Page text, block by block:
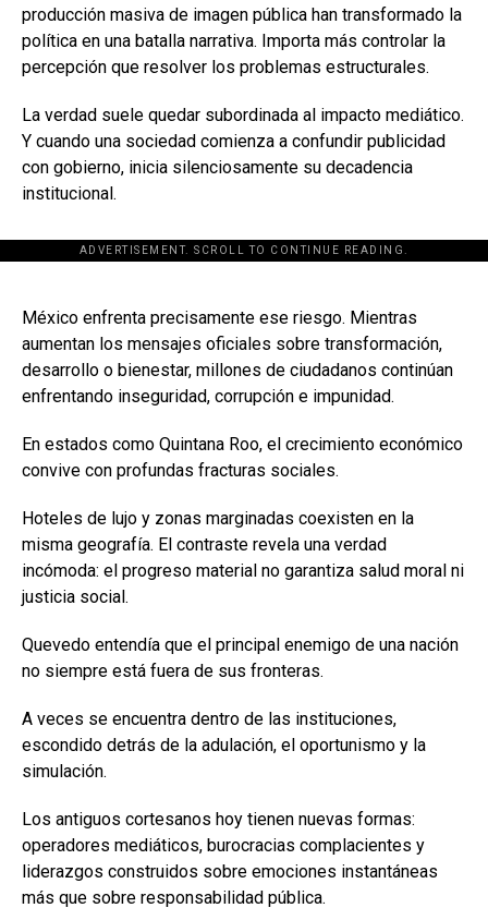
producción masiva de imagen pública han transformado la
política en una batalla narrativa. Importa más controlar la
percepción que resolver los problemas estructurales.
La verdad suele quedar subordinada al impacto mediático.
Y cuando una sociedad comienza a confundir publicidad
con gobierno, inicia silenciosamente su decadencia
institucional.
ADVERTISEMENT. SCROLL TO CONTINUE READING.
[adsforwp id="243463"]
México enfrenta precisamente ese riesgo. Mientras
aumentan los mensajes oficiales sobre transformación,
desarrollo o bienestar, millones de ciudadanos continúan
enfrentando inseguridad, corrupción e impunidad.
En estados como Quintana Roo, el crecimiento económico
convive con profundas fracturas sociales.
Hoteles de lujo y zonas marginadas coexisten en la
misma geografía. El contraste revela una verdad
incómoda: el progreso material no garantiza salud moral ni
justicia social.
Quevedo entendía que el principal enemigo de una nación
no siempre está fuera de sus fronteras.
A veces se encuentra dentro de las instituciones,
escondido detrás de la adulación, el oportunismo y la
simulación.
Los antiguos cortesanos hoy tienen nuevas formas:
operadores mediáticos, burocracias complacientes y
liderazgos construidos sobre emociones instantáneas
más que sobre responsabilidad pública.